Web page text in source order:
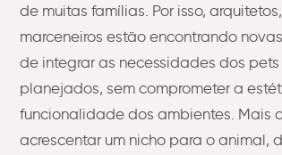
de muitas famílias. Por isso,
marceneiros estão encontrando
de integrar as necessidades dos
planejados, sem comprometer a
funcionalidade dos ambientes. Mais
acrescentar um nicho para o animal,